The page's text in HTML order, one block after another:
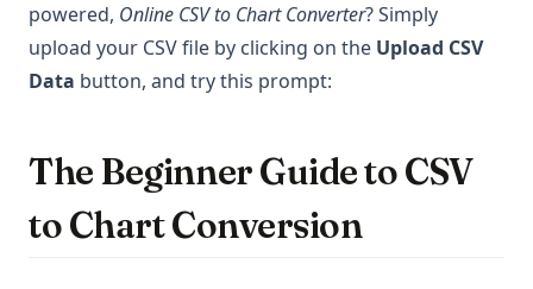
powered, Online CSV to Chart Converter? Simply
upload your CSV file by clicking on the Upload CSV
Data button, and try this prompt:
The Beginner Guide to CSV
to Chart Conversion